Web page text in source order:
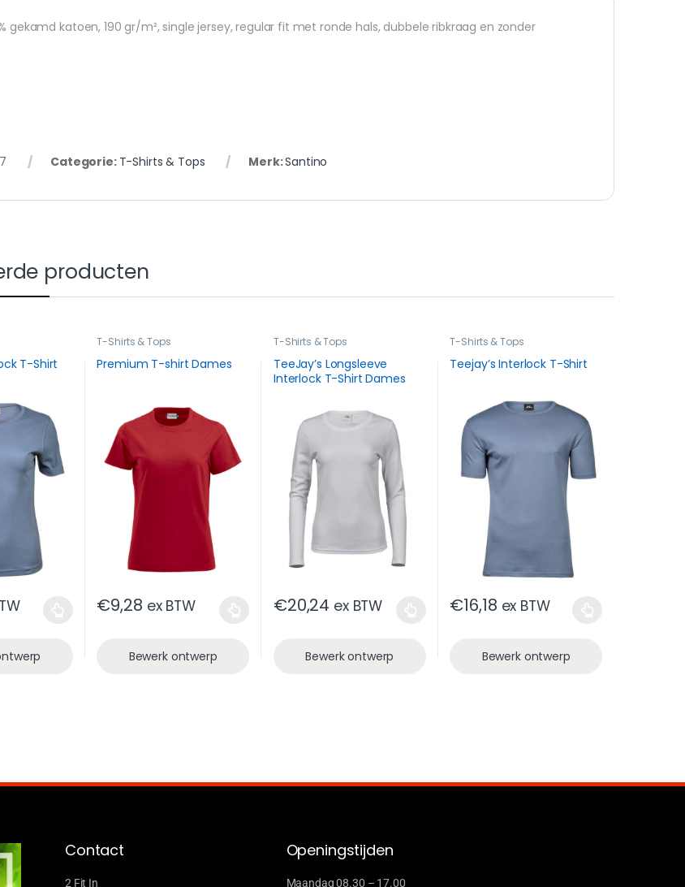
gekamd katoen, 190 gr/m², single jersey, regular fit met ronde hals, dubbele ribkraag en zonder
Categorie: T-Shirts & Tops Merk:Santino
producten
T-Shirt
T-Shirts & Tops
Premium T-shirt Dames
€9,28 ex BTW
Bewerk ontwerp
T-Shirts & Tops
TeeJay’s Longsleeve
Interlock T-Shirt Dames
€20,24 ex BTW
Bewerk ontwerp
T-Shirts & Tops
Teejay’s Interlock T-Shirt
€16,18 ex BTW
Bewerk ontwerp
Contact
2 Fit In
Openingstijden
Maandag 08.30 – 17.00